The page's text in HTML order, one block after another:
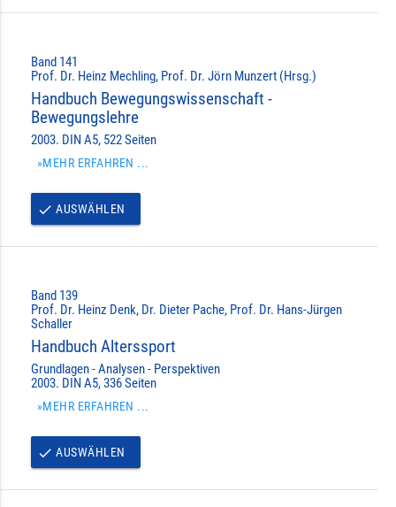
Band 141
Prof. Dr. Heinz Mechling, Prof. Dr. Jörn Munzert (Hrsg.)
Handbuch Bewegungswissenschaft -
Bewegungslehre
2003. DIN A5, 522 Seiten
»MEHR ERFAHREN ...
done AUSWÄHLEN
Band 139
Prof. Dr. Heinz Denk, Dr. Dieter Pache, Prof. Dr. Hans-Jürgen
Schaller
Handbuch Alterssport
Grundlagen - Analysen - Perspektiven
2003. DIN A5, 336 Seiten
»MEHR ERFAHREN ...
done AUSWÄHLEN